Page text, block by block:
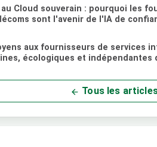
au Cloud souverain : pourquoi les
sont l'avenir de l'IA de
aux fournisseurs de services
écologiques et indépendantes
Tous les